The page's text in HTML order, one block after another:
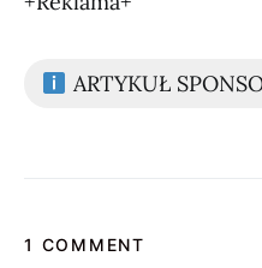
ARTYKUŁ
1 COMMENT